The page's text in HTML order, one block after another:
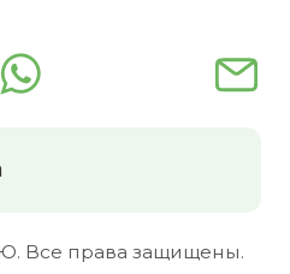
Все права защищены.